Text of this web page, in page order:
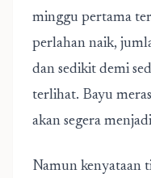
minggu pertama
perlahan naik,
dan sedikit demi
terlihat. Bayu
akan segera
Namun kenyataan